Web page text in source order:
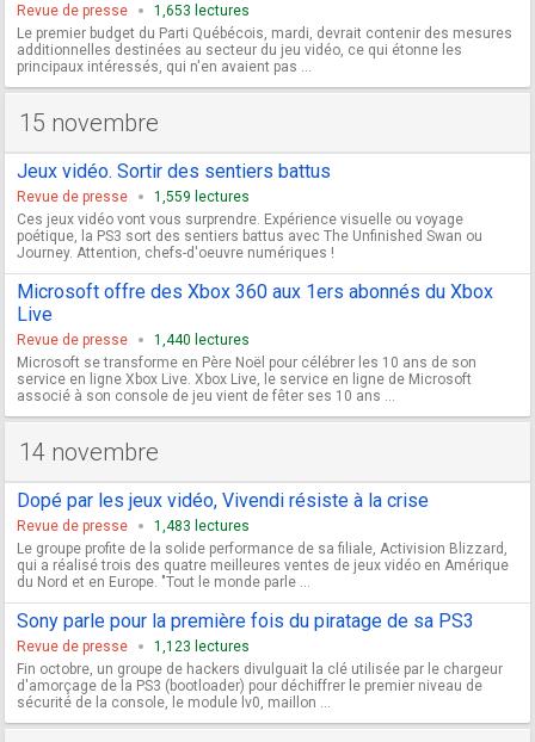
Revue de presse
1,653 lectures
Le premier budget du Parti Québécois, mardi, devrait contenir des mesures
additionnelles destinées au secteur du jeu vidéo, ce qui étonne les
principaux intéressés, qui n'en avaient pas ...
15 novembre
Jeux vidéo. Sortir des sentiers battus
Revue de presse
1,559 lectures
Ces jeux vidéo vont vous surprendre. Expérience visuelle ou voyage
poétique, la PS3 sort des sentiers battus avec The Unfinished Swan ou
Journey. Attention, chefs-d'oeuvre numériques !
Microsoft offre des Xbox 360 aux 1ers abonnés du Xbox
Live
Revue de presse
1,440 lectures
Microsoft se transforme en Père Noël pour célébrer les 10 ans de son
service en ligne Xbox Live. Xbox Live, le service en ligne de Microsoft
associé à son console de jeu vient de fêter ses 10 ans ...
14 novembre
Dopé par les jeux vidéo, Vivendi résiste à la crise
Revue de presse
1,483 lectures
Le groupe profite de la solide performance de sa filiale, Activision Blizzard,
qui a réalisé trois des quatre meilleures ventes de jeux vidéo en Amérique
du Nord et en Europe. "Tout le monde parle ...
Sony parle pour la première fois du piratage de sa PS3
Revue de presse
1,123 lectures
Fin octobre, un groupe de hackers divulguait la clé utilisée par le chargeur
d'amorçage de la PS3 (bootloader) pour déchiffrer le premier niveau de
sécurité de la console, le module lv0, maillon ...